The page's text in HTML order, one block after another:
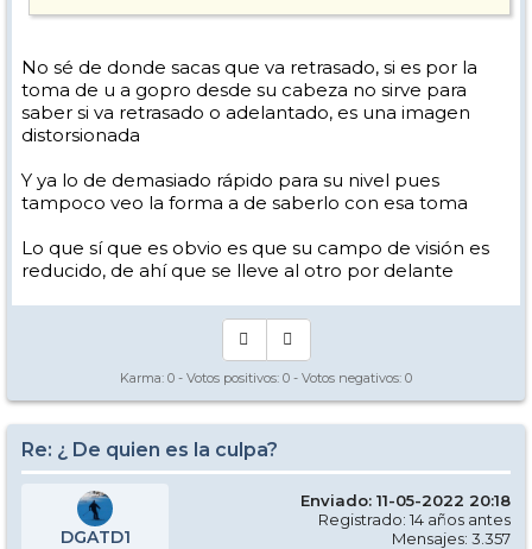
No sé de donde sacas que va retrasado, si es por la
toma de u a gopro desde su cabeza no sirve para
saber si va retrasado o adelantado, es una imagen
distorsionada
Y ya lo de demasiado rápido para su nivel pues
tampoco veo la forma a de saberlo con esa toma
Lo que sí que es obvio es que su campo de visión es
reducido, de ahí que se lleve al otro por delante
Karma: 0 - Votos positivos: 0 - Votos negativos: 0
Re: ¿ De quien es la culpa?
DGATD1
Enviado: 11-05-2022 20:18
Registrado: 14 años antes
Mensajes: 3.357